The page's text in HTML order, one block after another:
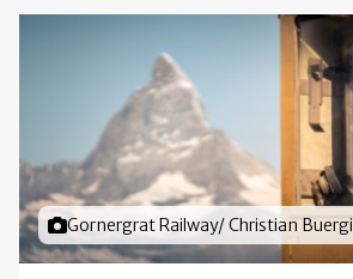
Foto door
Gornergrat Railway/ Christian Buergi